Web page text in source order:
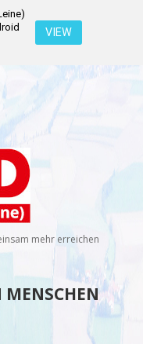
VIEW
Dropdown-
Menü
öffnen
E-
mehr erreichen
MENSCHEN